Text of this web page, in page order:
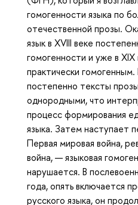
гомогенности языка по
отечественной прозы.
язык в XVIII веке
гомогенности и уже в XIX
практически
постепенно тексты
однородными, что
процесс формирования
языка. Затем наступает
Первая мировая война,
война, — языковая
нарушается. В
года, опять включается
русского языка, он